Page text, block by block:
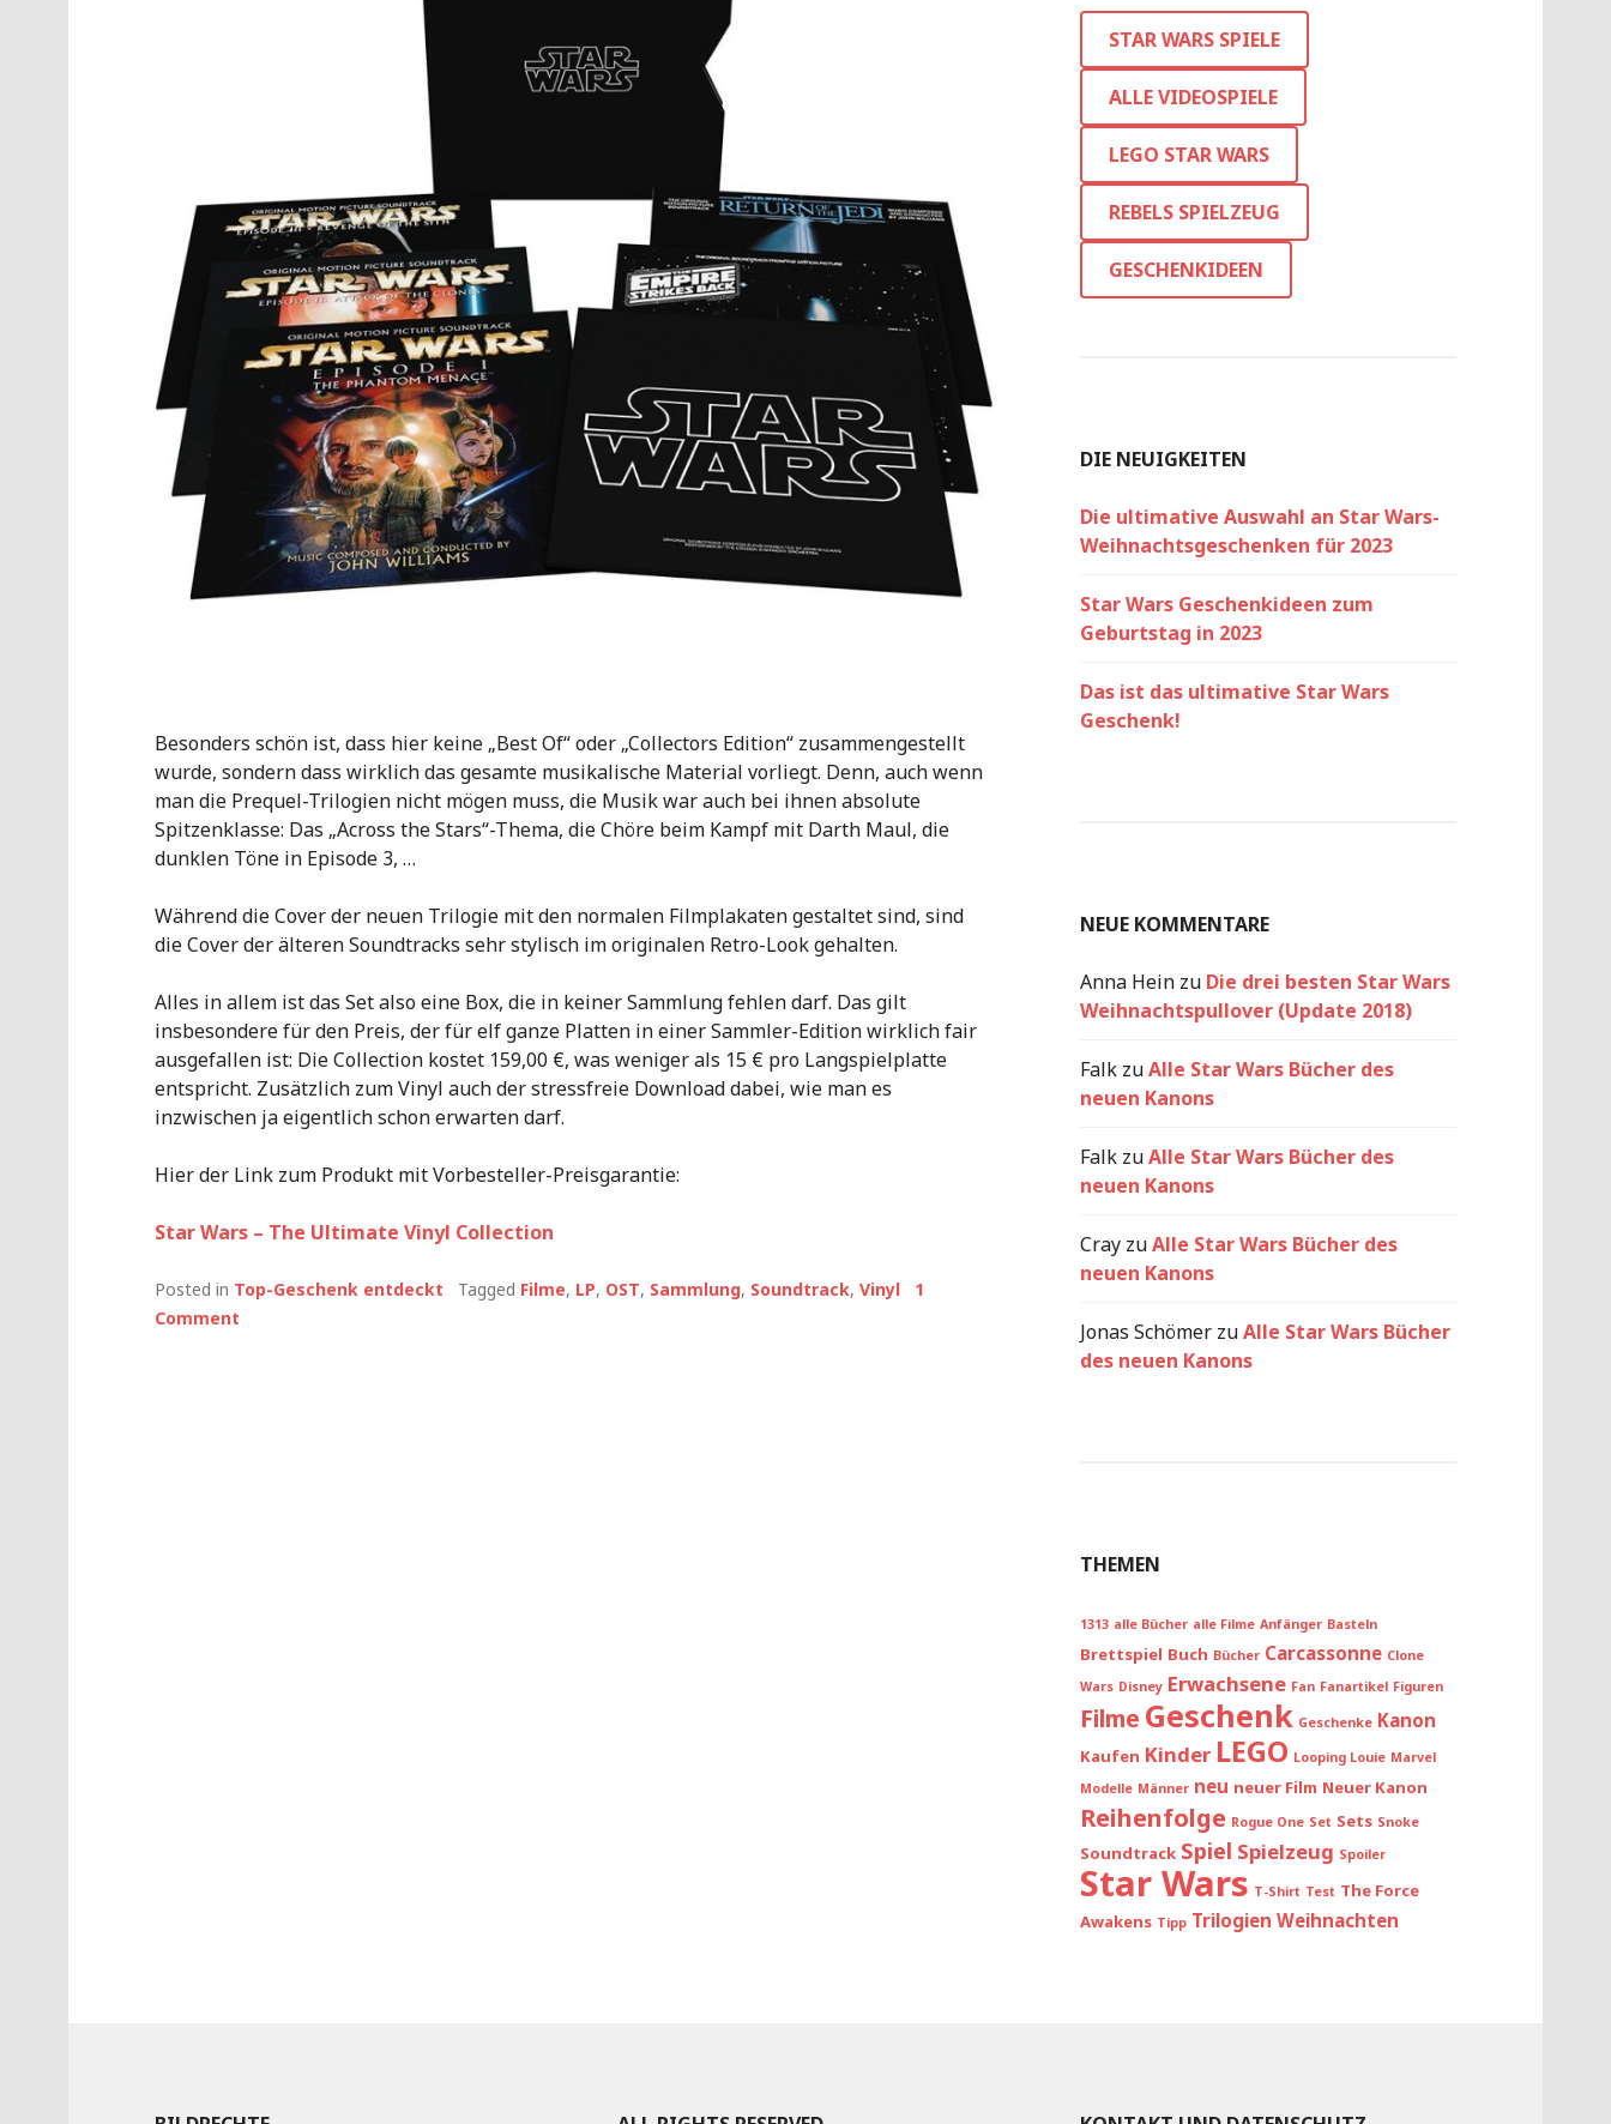
Besonders schön ist, dass hier keine „Best Of“ oder „Collectors Edition“ zusammengestellt
wurde, sondern dass wirklich das gesamte musikalische Material vorliegt. Denn, auch wenn
man die Prequel-Trilogien nicht mögen muss, die Musik war auch bei ihnen absolute
Spitzenklasse: Das „Across the Stars“-Thema, die Chöre beim Kampf mit Darth Maul, die
dunklen Töne in Episode 3, …
Während die Cover der neuen Trilogie mit den normalen Filmplakaten gestaltet sind, sind
die Cover der älteren Soundtracks sehr stylisch im originalen Retro-Look gehalten.
Alles in allem ist das Set also eine Box, die in keiner Sammlung fehlen darf. Das gilt
insbesondere für den Preis, der für elf ganze Platten in einer Sammler-Edition wirklich fair
ausgefallen ist: Die Collection kostet 159,00 €, was weniger als 15 € pro Langspielplatte
entspricht. Zusätzlich zum Vinyl auch der stressfreie Download dabei, wie man es
inzwischen ja eigentlich schon erwarten darf.
Hier der Link zum Produkt mit Vorbesteller-Preisgarantie:
Star Wars – The Ultimate Vinyl Collection
Posted in Top-Geschenk entdeckt Tagged Filme, LP, OST, Sammlung, Soundtrack, Vinyl
1
Comment
STAR WARS SPIELE
ALLE VIDEOSPIELE
LEGO STAR WARS
REBELS SPIELZEUG
GESCHENKIDEEN
DIE NEUIGKEITEN
Die ultimative Auswahl an Star Wars-
Weihnachtsgeschenken für 2023
Star Wars Geschenkideen zum
Geburtstag in 2023
Das ist das ultimative Star Wars
Geschenk!
NEUE KOMMENTARE
Anna Hein zu Die drei besten Star Wars
Weihnachtspullover (Update 2018)
Falk zuAlle Star Wars Bücher des
neuen Kanons
Falk zuAlle Star Wars Bücher des
neuen Kanons
Cray zuAlle Star Wars Bücher des
neuen Kanons
Jonas Schömer zuAlle Star Wars Bücher
des neuen Kanons
THEMEN
1313 alle Bücher alle Filme Anfänger Basteln
Brettspiel Buch Bücher Carcassonne Clone
Wars Disney Erwachsene Fan Fanartikel Figuren
Filme Geschenk Geschenke Kanon
Kaufen Kinder LEGO Looping Louie Marvel
Modelle Männer neu neuer Film Neuer Kanon
Reihenfolge Rogue One Set Sets Snoke
Soundtrack Spiel Spielzeug Spoiler
Star Wars T-Shirt Test The Force
Awakens Tipp Trilogien Weihnachten